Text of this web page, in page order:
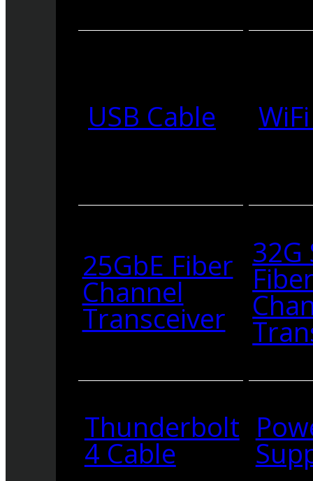
USB Cable
25GbE Fiber
Channel
Transceiver
32G
Thunderbolt
4 Cable